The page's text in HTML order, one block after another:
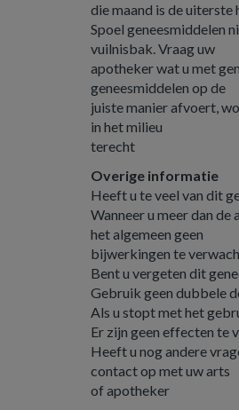
die maand is de
Spoel geneesmiddelen
vuilnisbak. Vraag uw
apotheker wat u met
geneesmiddelen op de
juiste manier afvoert,
in het milieu
terecht
Overige informatie
Heeft u te veel van dit
Wanneer u meer dan
het algemeen geen
bijwerkingen te
Bent u vergeten dit
Gebruik geen dubbele
Als u stopt met het
Er zijn geen effecten te
Heeft u nog andere
contact op met uw arts
of apotheker